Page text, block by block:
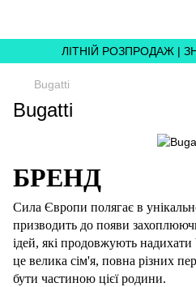
ЛІТНІЙ РОЗПРОДАЖ |
Bugatti
Bugatti
БРЕНД
Сила Європи полягає в
призводить до появи
ідей, які продовжують
це велика сім'я, повна різних
бути частиною цієї родини.